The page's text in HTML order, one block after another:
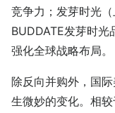
竞争力；发芽时光
BUDDATE发芽时光
强化全球战略布局。
除反向并购外，国
生微妙的变化。相较